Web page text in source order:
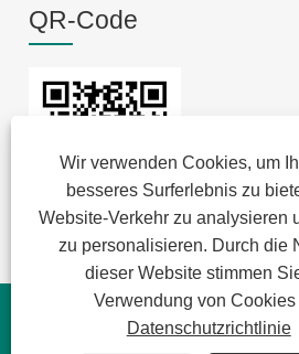
Wir verwenden Cookies, um
besseres Surferlebnis zu
Website-Verkehr zu analysieren
zu personalisieren. Durch die
dieser Website stimmen
Verwendung von Cookies
Datenschutzrichtlinie
QR-Code
Copyright © 2022 Jansum
Magnetics Modules,New Energy